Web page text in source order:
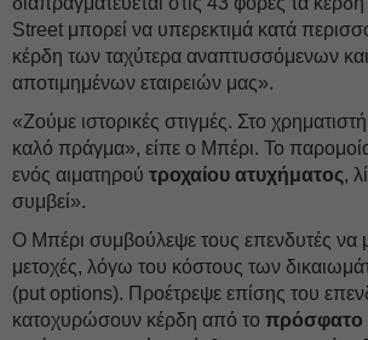
Street μπορεί να υπερεκτιμά κατά
κέρδη των ταχύτερα αναπτυσσόμενων
αποτιμημένων εταιρειών μας».
«Ζούμε ιστορικές στιγμές. Στο
καλό πράγμα», είπε ο Μπέρι. Το
ενός αιματηρού τροχαίου ατυχήματος,
συμβεί».
Ο Μπέρι συμβούλεψε τους επενδυτές να
μετοχές, λόγω του κόστους των
(put options). Προέτρεψε επίσης του
κατοχυρώσουν κέρδη από το πρόσφατο